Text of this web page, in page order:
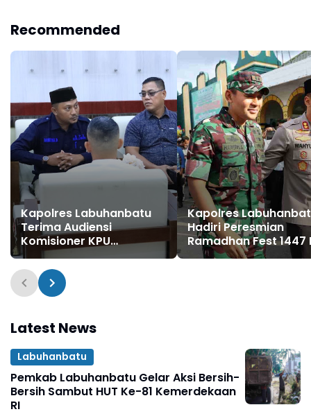
Recommended
Kapolres Labuhanbatu
Terima Audiensi
Komisioner KPU
Labuhanbatu dan Labura
Kapolres
Hadiri Peresmian
Ramadhan Fest 1447
Masjid Agung
Latest News
Labuhanbatu
Pemkab Labuhanbatu Gelar Aksi Bersih-
Bersih Sambut HUT Ke-81 Kemerdekaan
RI